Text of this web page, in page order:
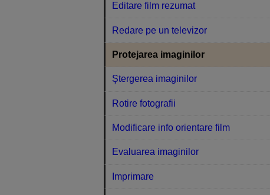
Editare film rezumat
Redare pe un televizor
Protejarea imaginilor
Ştergerea imaginilor
Rotire fotografii
Modificare info orientare film
Evaluarea imaginilor
Imprimare